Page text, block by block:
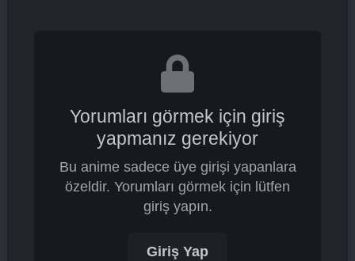
Yorumları görmek için giriş
yapmanız gerekiyor
Bu anime sadece üye girişi yapanlara
özeldir. Yorumları görmek için lütfen
giriş yapın.
Giriş Yap